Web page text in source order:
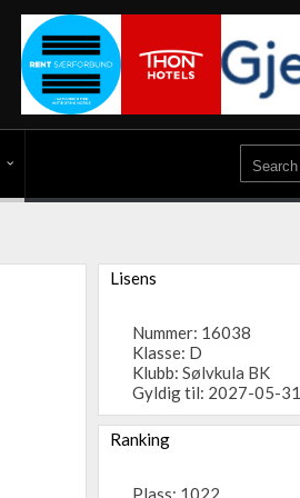
Lisens
Nummer: 16038
Klasse: D
Klubb: Sølvkula BK
Gyldig til: 2027-05-31
Ranking
Plass: 1022.